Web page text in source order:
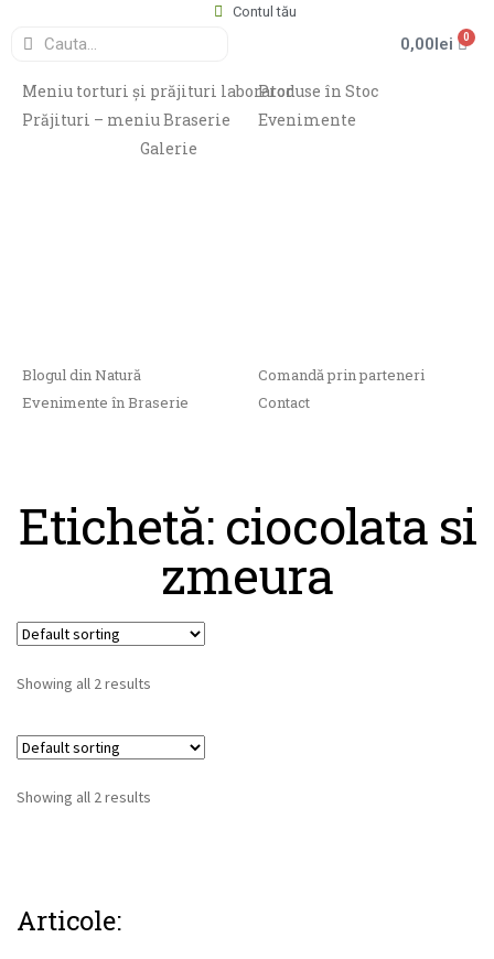
Contul tău
0,00lei 0
Meniu torturi și prăjituri laboratorProduse în Stoc
Prăjituri – meniu Braserie
Evenimente
Galerie
Blogul din Natură
Comandă prin parteneri
Evenimente în Braserie
Contact
Etichetă: ciocolata si
zmeura
Showing all 2 results
Showing all 2 results
Articole: